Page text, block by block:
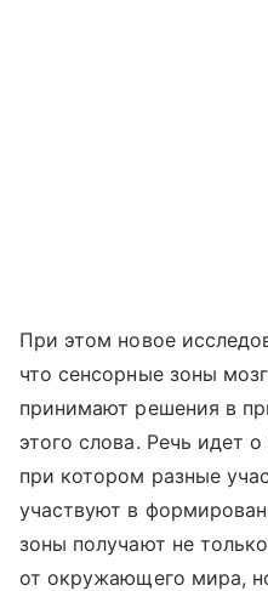
При этом новое
что сенсорные зоны
принимают решения в
этого слова. Речь идет
при котором разные
участвуют в
зоны получают не
от окружающего мира,